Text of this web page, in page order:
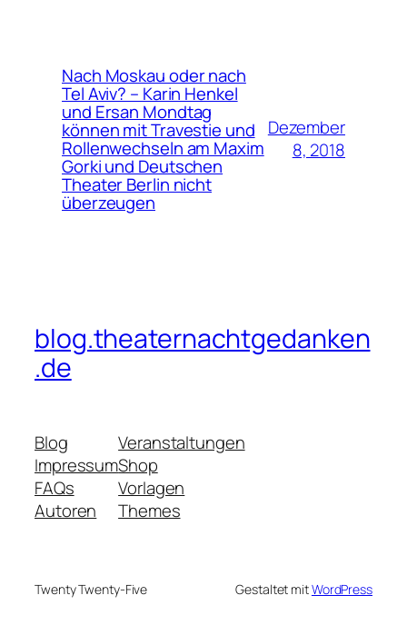
Nach Moskau oder nach
Tel Aviv? – Karin Henkel
und Ersan Mondtag
können mit Travestie und
Rollenwechseln am Maxim
Gorki und Deutschen
Theater Berlin nicht
überzeugen
Dezember
8, 2018
blog.theaternachtgedanken
.de
Blog
Impressum
FAQs
Autoren
Veranstaltungen
Shop
Vorlagen
Themes
Twenty Twenty-Five Gestaltet mitWordPress